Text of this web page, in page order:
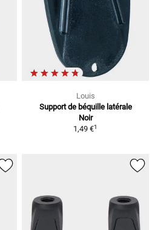
Louis
Support de béquille latérale
Noir
1,49 €1